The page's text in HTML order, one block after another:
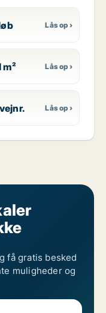
få gratis besked
muligheder og